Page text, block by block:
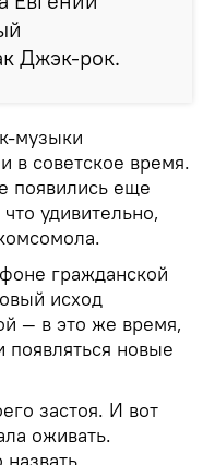
Джэк-рок.
музыки
в советское время.
появились еще
удивительно,
гражданской
исход
— в это же время,
появляться новые
застоя. И вот
оживать.